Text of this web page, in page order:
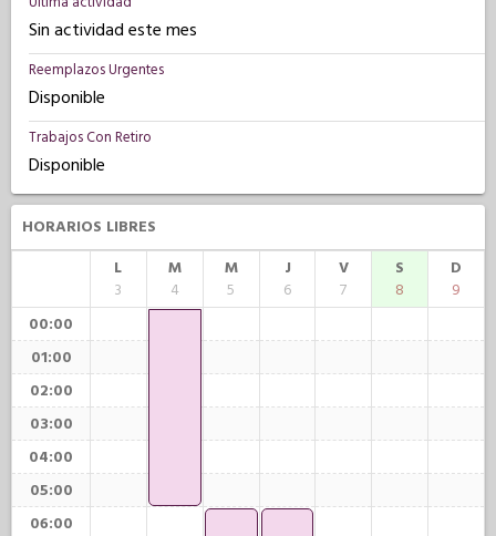
Sin actividad este mes
Reemplazos Urgentes
Disponible
Trabajos Con Retiro
Disponible
HORARIOS LIBRES
L
3
M
4
M
5
J
6
V
7
S
8
D
9
00:00
01:00
02:00
03:00
04:00
05:00
06:00